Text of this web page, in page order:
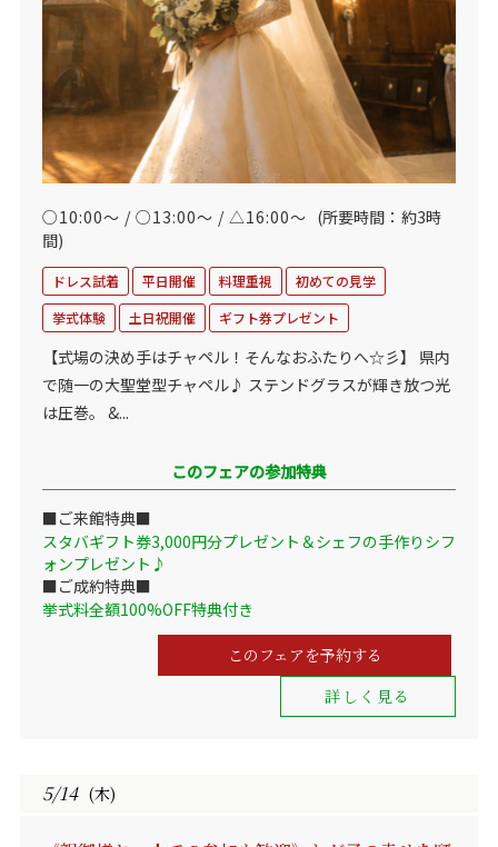
○10:00～ / ○13:00～ / △16:00～ (所要時間：約3時
間)
ドレス試着 平日開催 料理重視
初めての見学
挙式体験
土日祝開催 ギフト券プレゼント
【式場の決め手はチャペル！そんなおふたりへ☆彡】 県内
で随一の大聖堂型チャペル♪ ステンドグラスが輝き放つ光
は圧巻。 &...
このフェアの参加特典
■ご来館特典■
スタバギフト券3,000円分プレゼント＆シェフの手作りシフ
ォンプレゼント♪
■ご成約特典■
挙式料全額100%OFF特典付き
このフェアを予約する
詳しく見る
5/14 (木)